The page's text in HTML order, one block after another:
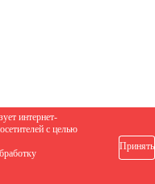
интернет-
с целью
Принять